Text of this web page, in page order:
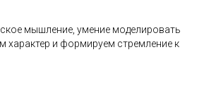
мышление, умение моделировать
характер и формируем стремление к